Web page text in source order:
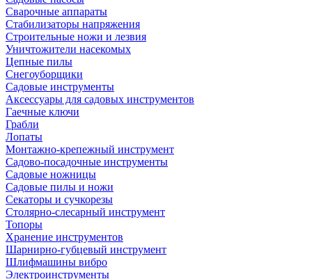
Сварочные аппараты
Стабилизаторы напряжения
Строительные ножи и лезвия
Уничтожители насекомых
Цепные пилы
Снегоуборщики
Садовые инструменты
Аксессуары для садовых инструментов
Гаечные ключи
Грабли
Лопаты
Монтажно-крепежный инструмент
Садово-посадочные инструменты
Садовые ножницы
Садовые пилы и ножи
Секаторы и сучкорезы
Столярно-слесарный инструмент
Топоры
Хранение инструментов
Шарнирно-губцевый инструмент
Шлифмашины вибро
Электроинструменты